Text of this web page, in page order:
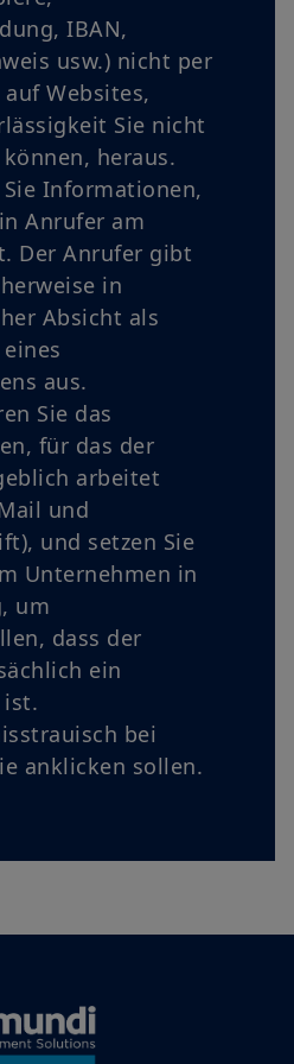
und damit einverstanden
Bedingungen in Ihrem
zu lesen.
IBAN,
usw.) nicht per
Websites,
Sie nicht
heraus.
Informationen,
Anrufer am
Der Anrufer gibt
in
Absicht als
aus.
Sie das
für das der
arbeitet
und
und setzen Sie
Unternehmen in
um
dass der
ein
bei
anklicken sollen.